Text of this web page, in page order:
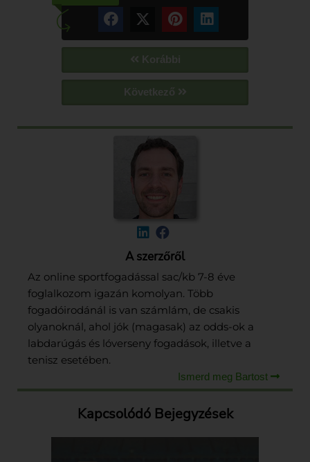
Korábbi
Következő
A szerzőről
Az online sportfogadással sac/kb 7-8 éve
foglalkozom igazán komolyan. Több
fogadóirodánál is van számlám, de csakis
olyanoknál, ahol jók (magasak) az odds-ok a
labdarúgás és lóverseny fogadások, illetve a
tenisz esetében.
Ismerd meg Bartost
Kapcsolódó Bejegyzések